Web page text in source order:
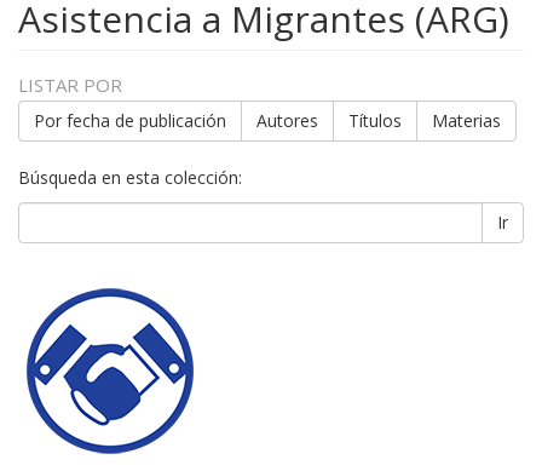
Asistencia a Migrantes (ARG)
LISTAR POR
Por fecha de publicación Autores Títulos Materias
Búsqueda en esta colección:
Ir